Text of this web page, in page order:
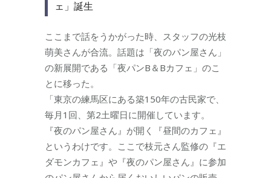
ェ」誕生
ここまで話をうかがった時、スタッフの光枝
萌美さんが合流。話題は「夜のパン屋さん」
の新展開である「夜パンB＆Bカフェ」のこ
とに移った。
「東京の練馬区にある築150年の古民家で、
毎月1回、第2土曜日に開催しています。
『夜のパン屋さん』が開く『昼間のカフェ』
というわけです。ここで枝元さん監修の『エ
ダモンカフェ』や『夜のパン屋さん』に参加